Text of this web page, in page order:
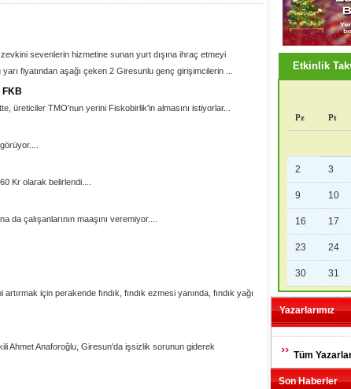
sevenlerin hizmetine sunan yurt dışına ihraç etmeyi
fiyatından aşağı çeken 2 Giresunlu genç girişimcilerin ...
FKB
üreticiler TMO'nun yerini Fiskobirlik'in almasını istiyorlar...
Kr olarak belirlendi....
çalışanlarının maaşını veremiyor....
için perakende fındık, fındık ezmesi yanında, fındık yağı
Ahmet Anaforoğlu, Giresun'da işsizlik sorunun giderek
Etkinlik
Pz Pt
2 3
9 10
16 17
23 24
30 31
Yazarlarımız
Tüm
Son Haberler